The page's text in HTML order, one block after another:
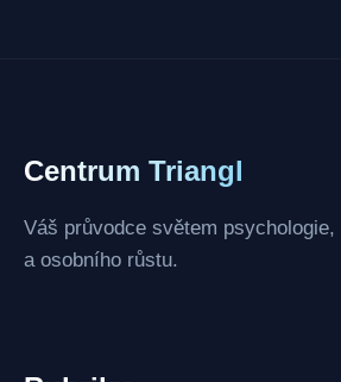
Centrum Triangl
Váš průvodce světem
a osobního růstu.